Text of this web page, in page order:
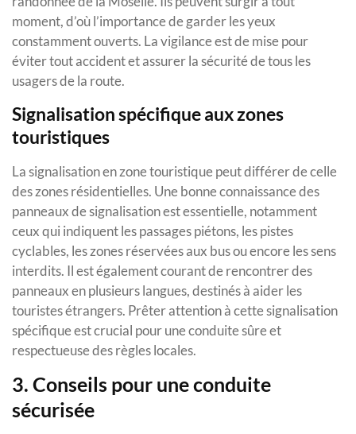
moment, d’où l’importance de garder les yeux
constamment ouverts. La vigilance est de mise pour
éviter tout accident et assurer la sécurité de tous les
usagers de la route.
Signalisation spécifique aux zones
touristiques
La signalisation en zone touristique peut différer de celle
des zones résidentielles. Une bonne connaissance des
panneaux de signalisation est essentielle, notamment
ceux qui indiquent les passages piétons, les pistes
cyclables, les zones réservées aux bus ou encore les sens
interdits. Il est également courant de rencontrer des
panneaux en plusieurs langues, destinés à aider les
touristes étrangers. Prêter attention à cette signalisation
spécifique est crucial pour une conduite sûre et
respectueuse des règles locales.
3. Conseils pour une conduite
sécurisée